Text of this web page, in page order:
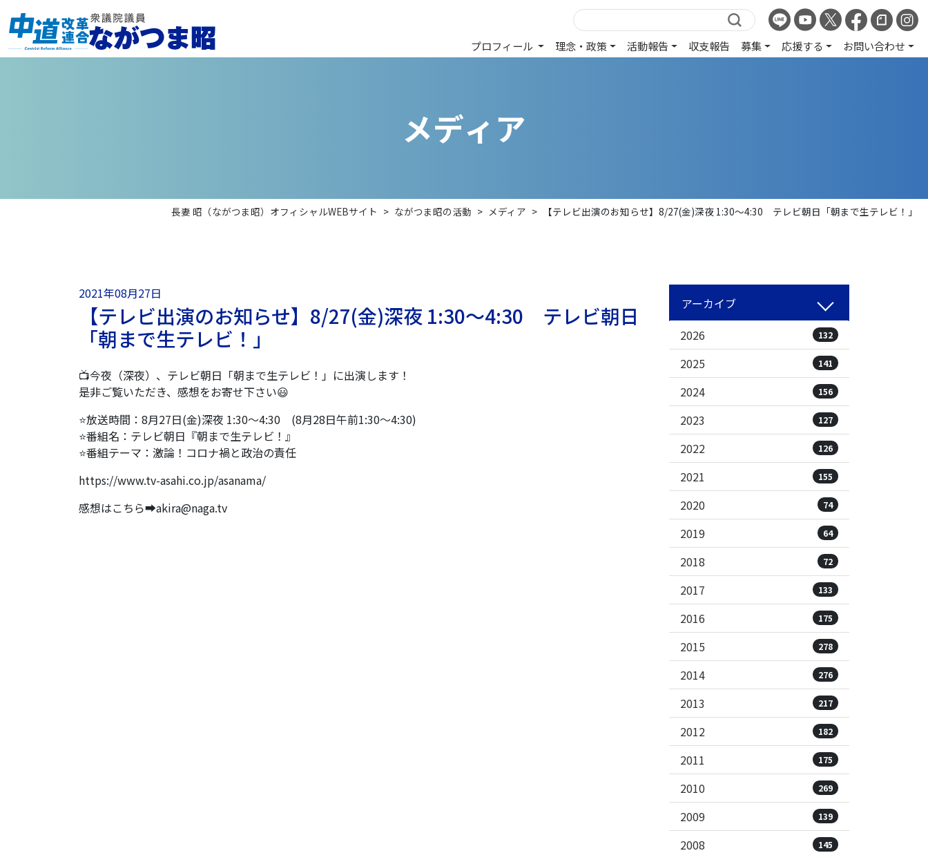
プロフィール 理念・政策 活動報告 収支報告 募集 応援する お問い合わせ
メディ ア
長妻 昭（ながつま昭）オフィシャルWEBサイト > ながつま昭の活動 > メディア > 【テレビ出演のお知らせ】8/27(金)深夜 1:30〜4:30 テレビ朝日「朝まで生テレビ！」
2021年08月27日
【テレビ出演のお知らせ】8/27(金)深夜 1:30〜4:30 テレビ朝日
「朝まで生テレビ！」
📺今夜（深夜）、テレビ朝日「朝まで生テレビ！」に出演します！
是非ご覧いただき、感想をお寄せ下さい😃
⭐放送時間：8月27日(金)深夜 1:30〜4:30 (8月28日午前1:30〜4:30)
⭐番組名：テレビ朝日『朝まで生テレビ！』
⭐番組テーマ：激論！コロナ禍と政治の責任
https://www.tv-asahi.co.jp/asanama/
感想はこちら➡️akira@naga.tv
アーカイブ
2026
132
2025 141
2024 156
2023 127
2022 126
2021 155
2020 74
2019 64
2018 72
2017 133
2016 175
2015 278
2014 276
2013 217
2012 182
2011 175
2010 269
2009 139
2008 145